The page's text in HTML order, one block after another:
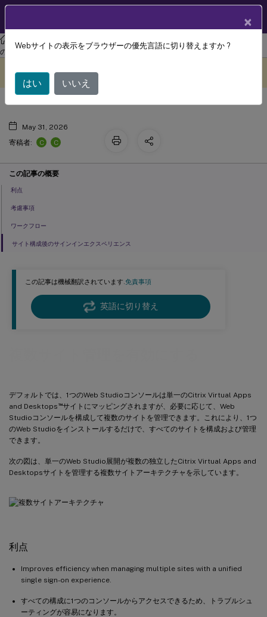
Citrix Virtual Apps and Desktops 7 2402 LTSR
コアコンポーネント
のインストール
この記事は機械翻訳されています.免責事項
英語に切り替え
デフォルトでは、1つのWeb Studioコンソールは単一のCitrix Virtual Apps
and Desktops ™サイトにマッピングされますが、必要に応じて、Web
Studioコンソールを構成して複数のサイトを管理できます。これにより、1つ
のWeb Studioをインストールするだけで、すべてのサイトを構成および管理
できます。
次の図は、単一のWeb Studio展開が複数の独立したCitrix Virtual Apps and
Desktopsサイトを管理する複数サイトアーキテクチャを示しています。
利点
Improves efficiency when managing multiple sites with a unified
single sign-on experience.
すべての構成に1つのコンソールからアクセスできるため、トラブルシュ
ーティングが容易になります。
翻訳されています。
複数サイト管理を有効にする
May 31, 2026
寄稿者:
C C
この記事の概要
利点
考慮事項
ワークフロー
サイト構成後のサインインエクスペリエンス
×
Webサイトの表示をブラウザーの優先言語に切り替えますか ?
はい いいえ